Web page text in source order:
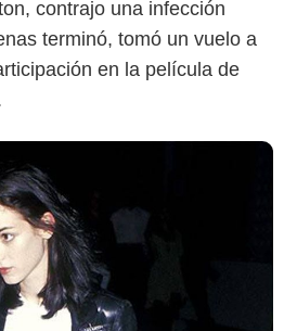
contrajo una infección
terminó, tomó un vuelo a
en la película de